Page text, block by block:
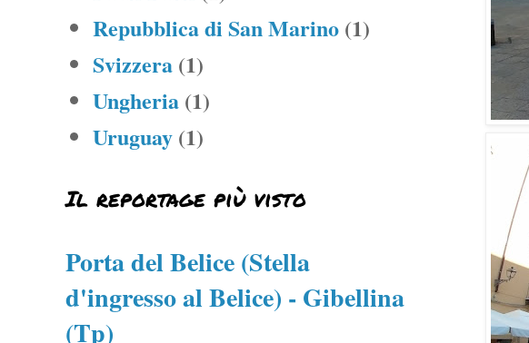
Repubblica di San Marino (1)
Svizzera (1)
Ungheria (1)
Uruguay (1)
Il reportage più visto
Porta del Belice (Stella
d'ingresso al Belice) - Gibellina
(Tp)